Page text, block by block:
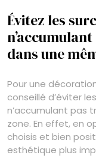
Évitez les
dans une
Pour une
conseillé d’éviter
n’accumulant pas
zone. En effet, en
choisis et bien
esthétique plus